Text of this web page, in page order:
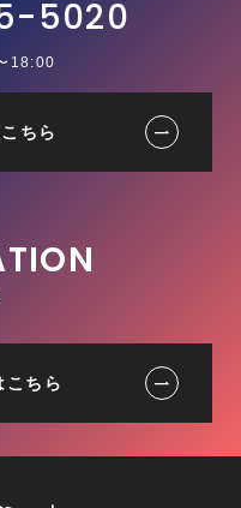
5020
18:00
ちら
こちら